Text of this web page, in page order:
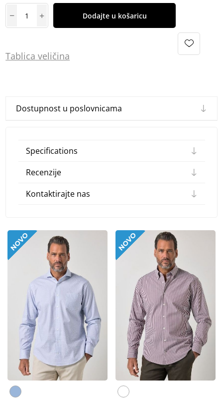
Dodajte u košaricu
Tablica veličina
Dostupnost u poslovnicama
Specifications
Recenzije
Kontaktirajte nas